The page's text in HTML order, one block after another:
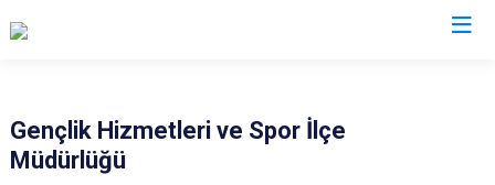
Dargeçit
Gençlik Hizmetleri ve Spor İlçe
Müdürlüğü